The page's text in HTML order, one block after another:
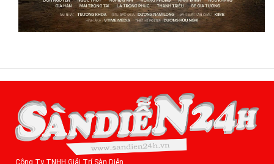
Công Ty TNHH Giải Trí Sàn Diễn